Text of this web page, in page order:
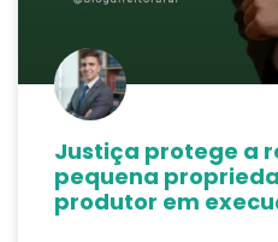
Justiça protege a
pequena
produtor em